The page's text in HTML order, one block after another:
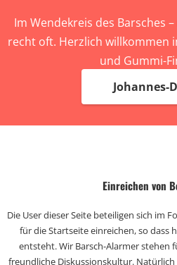
Im Wendekreis des Barsches
recht oft. Herzlich willkommen
und Gummi-
Johannes-
Einreichen von
Die User dieser Seite beteiligen sich im
für die Startseite einreichen, so dass
entsteht. Wir Barsch-Alarmer stehen
freundliche Diskussionskultur.